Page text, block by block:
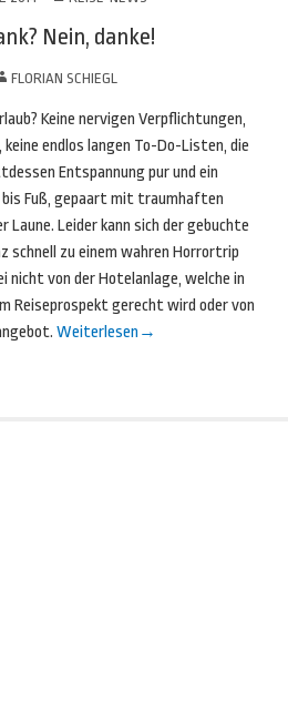
Nein, danke!
FLORIAN SCHIEGL
Keine nervigen Verpflichtungen,
endlos langen To-Do-Listen, die
Entspannung pur und ein
bis Fuß, gepaart mit traumhaften
Leider kann sich der gebuchte
schnell zu einem wahren Horrortrip
nicht von der Hotelanlage, welche in
Reiseprospekt gerecht wird oder von
Weiterlesen →